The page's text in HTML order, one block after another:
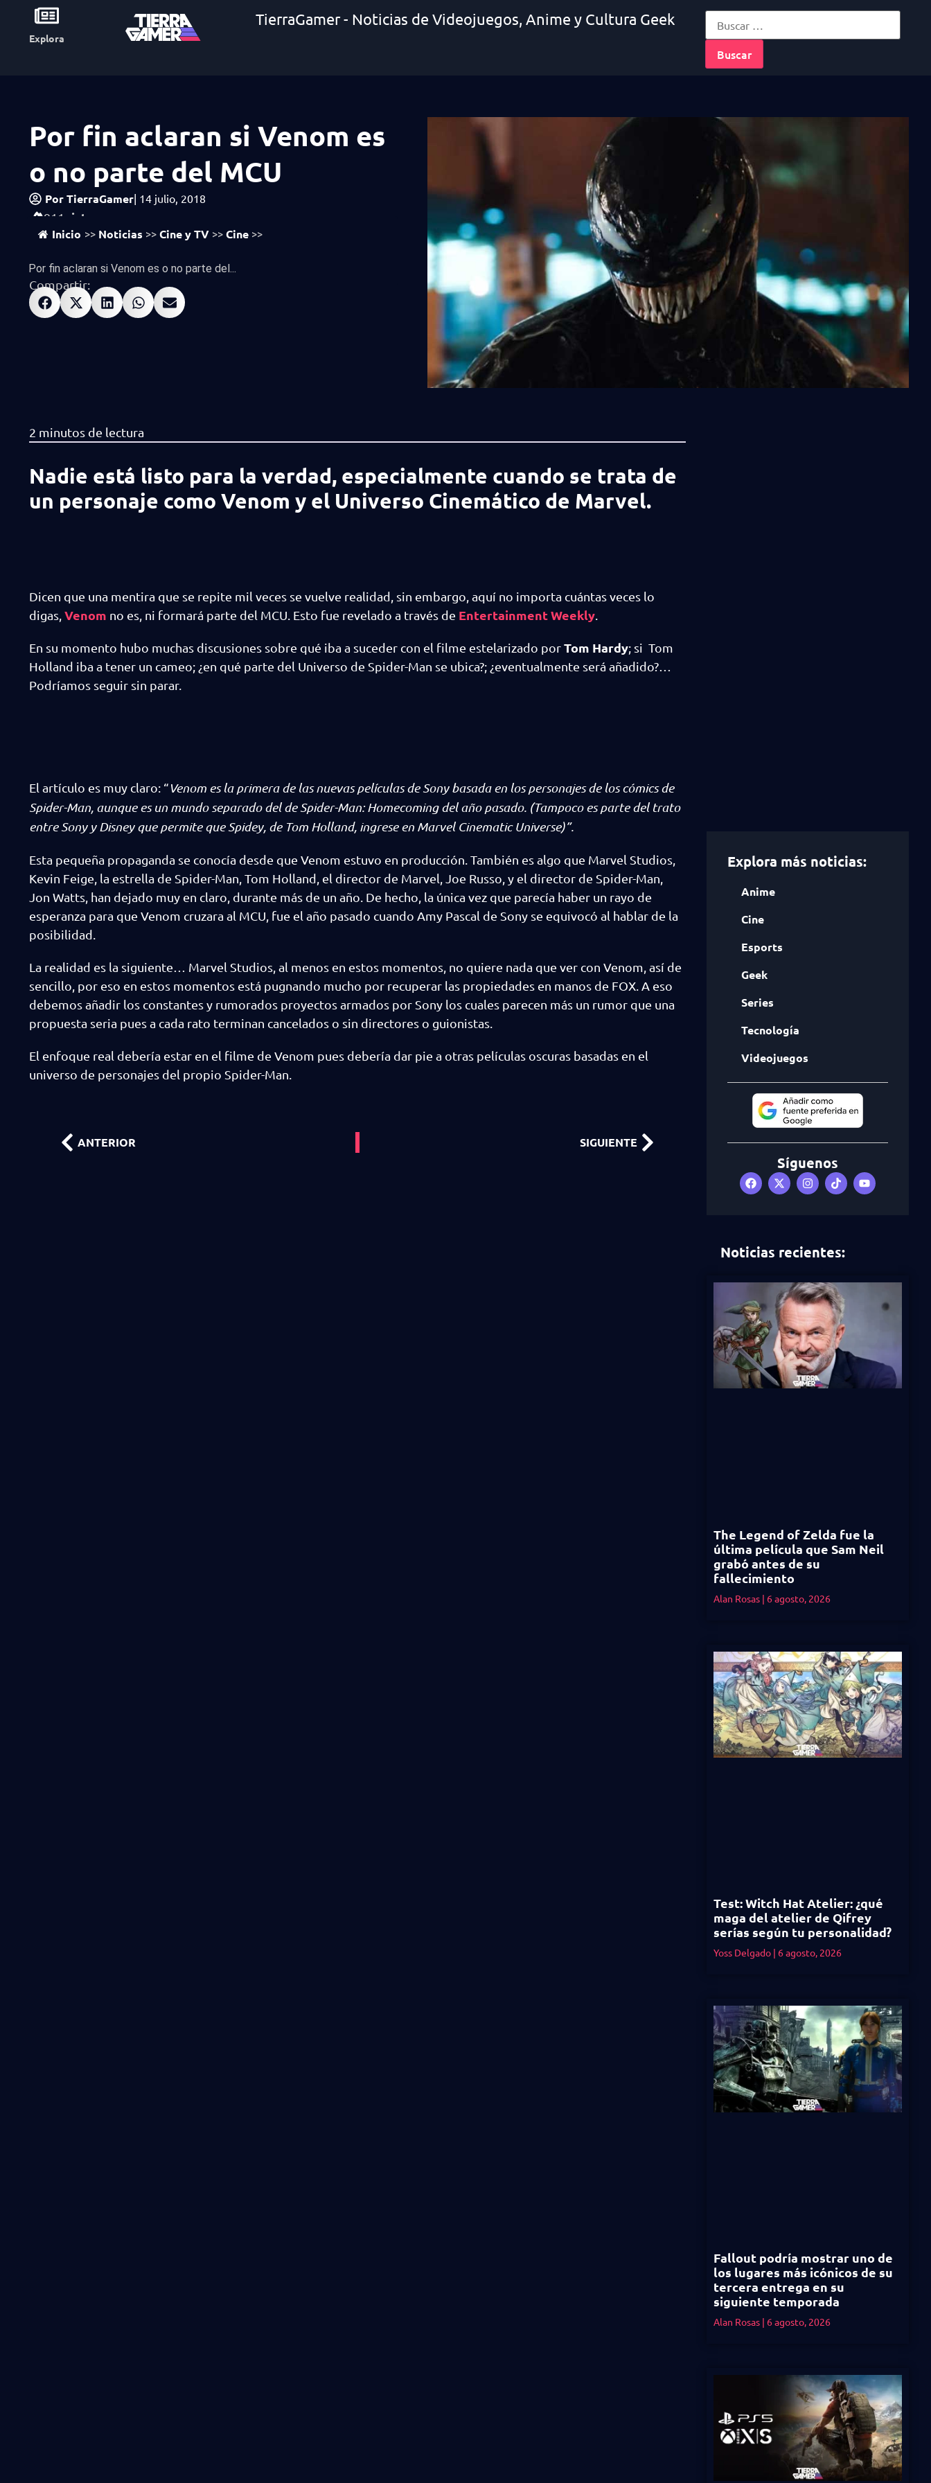
Explora
TierraGamer - Noticias de Videojuegos, Anime y Cultura Geek
Por fin aclaran si Venom es
o no parte del MCU
PorTierraGamer| 14 julio, 2018
911 vistas
Inicio >> Noticias >> Cine y TV >> Cine >>
Por fin aclaran si Venom es o no parte del...
Compartir:
Nadie está listo para la verdad, especialmente cuando se trata de
un personaje como Venom y el Universo Cinemático de Marvel.
Dicen que una mentira que se repite mil veces se vuelve realidad, sin embargo, aquí no importa cuántas veces lo
digas, Venom no es, ni formará parte del MCU. Esto fue revelado a través de Entertainment Weekly
En su momento hubo muchas discusiones sobre qué iba a suceder con el filme estelarizado porTom Hardy; si Tom
Holland iba a tener un cameo; ¿en qué parte del Universo de Spider-Man se ubica?; ¿eventualmente será añadido?…
Podríamos seguir sin parar.
El artículo es muy claro: “Venom es la primera de las nuevas películas de Sony basada en los personajes de los cómics de
Spider-Man, aunque es un mundo separado del de Spider-Man: Homecoming del año pasado. (Tampoco es parte del trato
entre Sony y Disney que permite que Spidey, de Tom Holland, ingrese en Marvel Cinematic Universe)”.
Esta pequeña propaganda se conocía desde que Venom estuvo en producción. También es algo que Marvel Studios,
Kevin Feige, la estrella de Spider-Man, Tom Holland, el director de Marvel, Joe Russo, y el director de Spider-Man,
Jon Watts, han dejado muy en claro, durante más de un año. De hecho, la única vez que parecía haber un rayo de
esperanza para que Venom cruzara al MCU, fue el año pasado cuando Amy Pascal de Sony se equivocó al hablar de la
posibilidad.
La realidad es la siguiente… Marvel Studios, al menos en estos momentos, no quiere nada que ver con Venom, así de
sencillo, por eso en estos momentos está pugnando mucho por recuperar las propiedades en manos de FOX. A eso
debemos añadir los constantes y rumorados proyectos armados por Sony los cuales parecen más un rumor que una
propuesta seria pues a cada rato terminan cancelados o sin directores o guionistas.
El enfoque real debería estar en el filme de Venom pues debería dar pie a otras películas oscuras basadas en el
universo de personajes del propio Spider-Man.
ANTERIOR SIGUIENTE
Explora más noticias:
Anime
Cine
Esports
Geek
Series
Tecnología
Videojuegos
Síguenos
Noticias recientes:
The Legend of Zelda fue la
última película que Sam Neil
grabó antes de su
fallecimiento
Alan Rosas 6 agosto, 2026
Test: Witch Hat Atelier: ¿qué
maga del atelier de Qifrey
serías según tu personalidad?
Yoss Delgado 6 agosto, 2026
Fallout podría mostrar uno de
los lugares más icónicos de su
tercera entrega en su
siguiente temporada
Alan Rosas 6 agosto, 2026